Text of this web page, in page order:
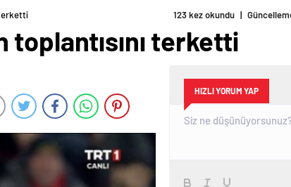
terketti 123 kez okundu |
toplantısını terketti
HIZLI YORUM YAP